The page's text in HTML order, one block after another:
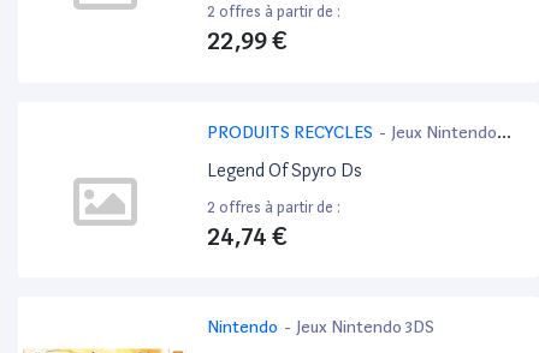
2 offres à partir de :
22,99 €
PRODUITS RECYCLES - Jeux Nintendo
3DS
Legend Of Spyro Ds
2 offres à partir de :
24,74 €
Nintendo - Jeux Nintendo 3DS